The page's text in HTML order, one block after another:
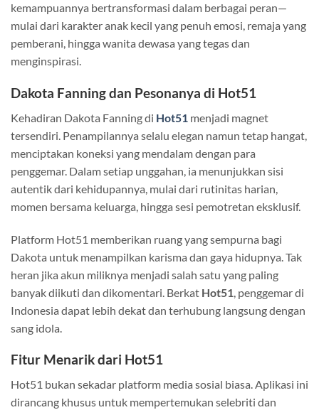
kemampuannya bertransformasi dalam berbagai peran—
mulai dari karakter anak kecil yang penuh emosi, remaja yang
pemberani, hingga wanita dewasa yang tegas dan
menginspirasi.
Dakota Fanning dan Pesonanya di Hot51
Kehadiran Dakota Fanning di Hot51 menjadi magnet
tersendiri. Penampilannya selalu elegan namun tetap hangat,
menciptakan koneksi yang mendalam dengan para
penggemar. Dalam setiap unggahan, ia menunjukkan sisi
autentik dari kehidupannya, mulai dari rutinitas harian,
momen bersama keluarga, hingga sesi pemotretan eksklusif.
Platform Hot51 memberikan ruang yang sempurna bagi
Dakota untuk menampilkan karisma dan gaya hidupnya. Tak
heran jika akun miliknya menjadi salah satu yang paling
banyak diikuti dan dikomentari. Berkat Hot51 , penggemar di
Indonesia dapat lebih dekat dan terhubung langsung dengan
sang idola.
Fitur Menarik dari Hot51
Hot51 bukan sekadar platform media sosial biasa. Aplikasi ini
dirancang khusus untuk mempertemukan selebriti dan